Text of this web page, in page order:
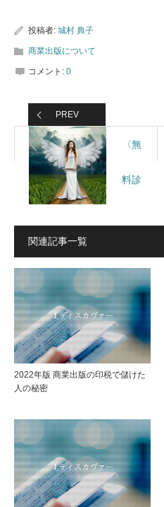
投稿者: 城村 典子
商業出版について
コメント: 0
PREV
〈無
料診
なた
が商
業出
する
意味
と理
関連記事一覧
2022年版 商業出版の印税で儲けた
人の秘密